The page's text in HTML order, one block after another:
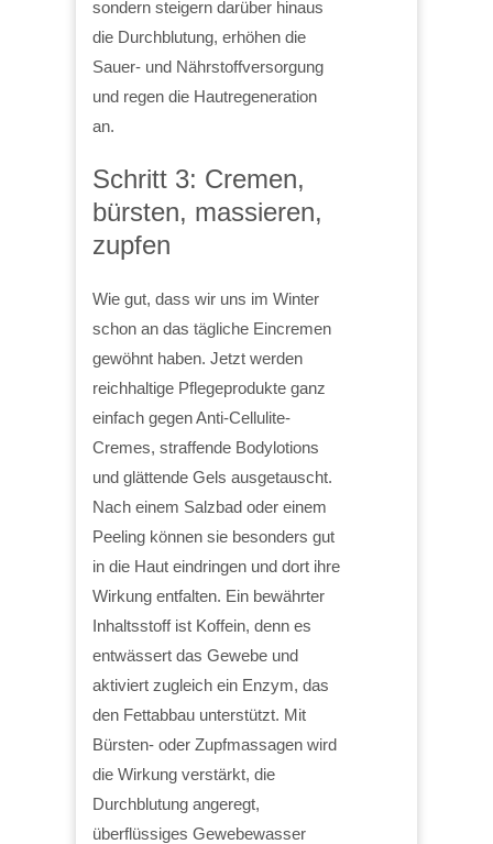
sondern steigern darüber hinaus
die Durchblutung, erhöhen die
Sauer- und Nährstoffversorgung
und regen die Hautregeneration
an.
Schritt 3: Cremen,
bürsten, massieren,
zupfen
Wie gut, dass wir uns im Winter
schon an das tägliche Eincremen
gewöhnt haben. Jetzt werden
reichhaltige Pflegeprodukte ganz
einfach gegen Anti-Cellulite-
Cremes, straffende Bodylotions
und glättende Gels ausgetauscht.
Nach einem Salzbad oder einem
Peeling können sie besonders gut
in die Haut eindringen und dort ihre
Wirkung entfalten. Ein bewährter
Inhaltsstoff ist Koffein, denn es
entwässert das Gewebe und
aktiviert zugleich ein Enzym, das
den Fettabbau unterstützt. Mit
Bürsten- oder Zupfmassagen wird
die Wirkung verstärkt, die
Durchblutung angeregt,
überflüssiges Gewebewasser